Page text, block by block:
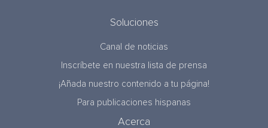
Soluciones
Canal de noticias
Inscríbete en nuestra lista de prensa
¡Añada nuestro contenido a tu página!
Para publicaciones hispanas
Acerca